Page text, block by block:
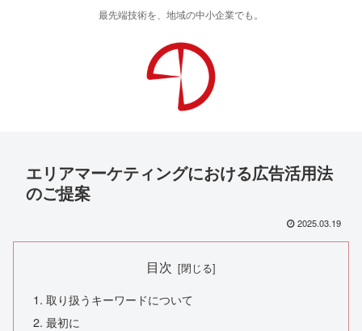
最先端技術を、地域の中小企業でも。
エリアマーケティングにおける広告活用法
のご提案
2025.03.19
目次
取り扱うキーワードについて
最初に